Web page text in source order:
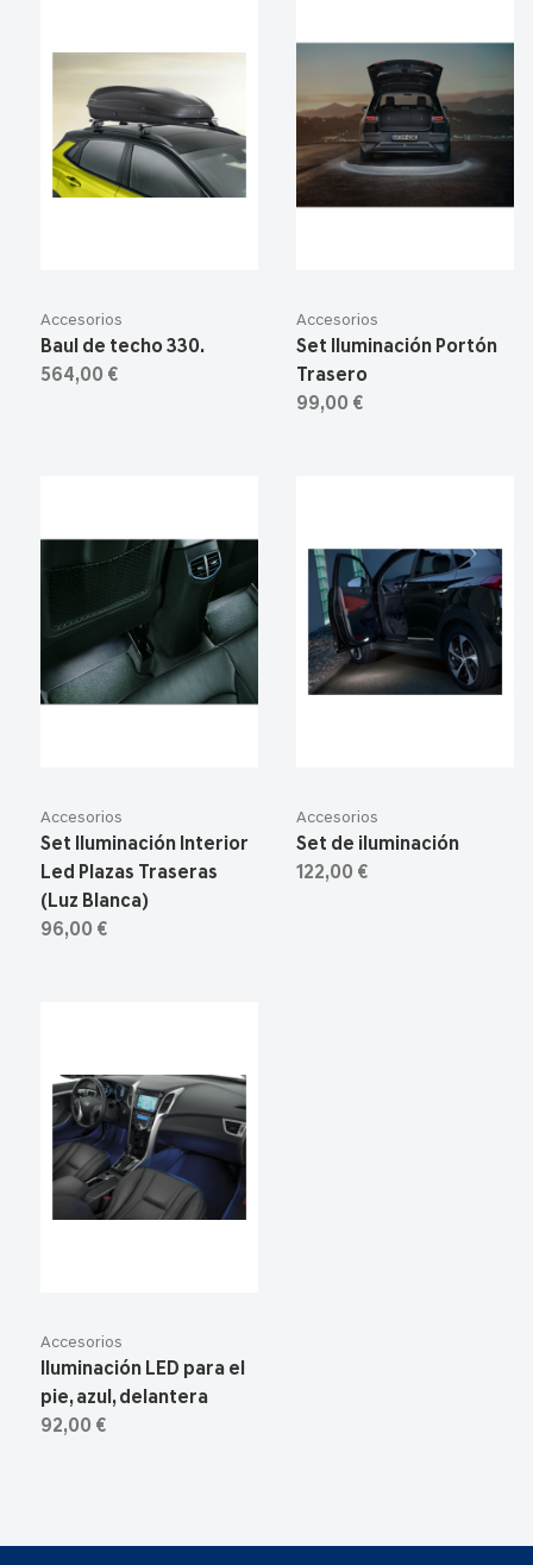
Accesorios
Baul de techo 330.
564,00 €
Accesorios
Set Iluminación Portón
Trasero
99,00 €
Accesorios
Set Iluminación Interior
Led Plazas Traseras
(Luz Blanca)
96,00 €
Accesorios
Set de iluminación
122,00 €
Accesorios
Iluminación LED para el
pie, azul, delantera
92,00 €